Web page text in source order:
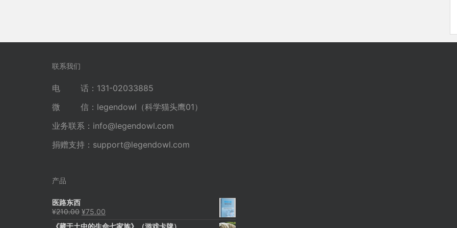
联系我们
电 话：131-02033885
微 信：legendowl（科学猫头鹰01）
业务联系： info@legendowl.com
捐赠支持： support@legendowl.com
产品
医路东西
¥210.00 原
¥75.00